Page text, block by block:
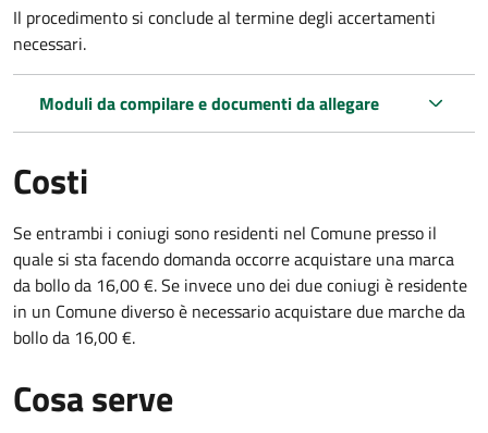
Il procedimento si conclude al termine degli accertamenti
necessari.
Moduli da compilare e documenti da allegare
Costi
Se entrambi i coniugi sono residenti nel Comune presso il
quale si sta facendo domanda occorre acquistare una marca
da bollo da 16,00 €. Se invece uno dei due coniugi è residente
in un Comune diverso è necessario acquistare due marche da
bollo da 16,00 €.
Cosa serve